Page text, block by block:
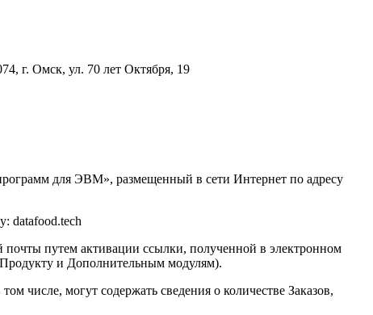
г. Омск, ул. 70 лет Октября, 19
для ЭВМ», размещенный в сети Интернет по адресу
datafood.tech
почты путем активации ссылки, полученной в электронном
Продукту и Дополнительным модулям).
числе, могут содержать сведения о количестве Заказов,